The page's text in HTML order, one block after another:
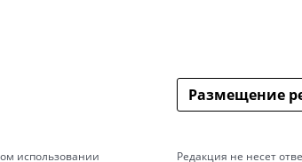
использовании
Размещение
Редакция не несет